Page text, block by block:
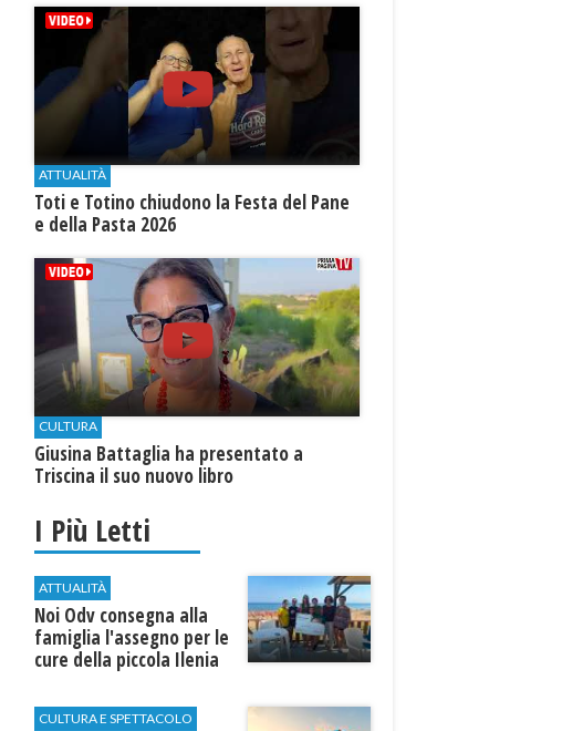
ATTUALITÀ
Toti e Totino chiudono la Festa del Pane
e della Pasta 2026
CULTURA
Giusina Battaglia ha presentato a
Triscina il suo nuovo libro
I Più Letti
ATTUALITÀ
Noi Odv consegna alla
famiglia l'assegno per le
cure della piccola Ilenia
CULTURA E SPETTACOLO